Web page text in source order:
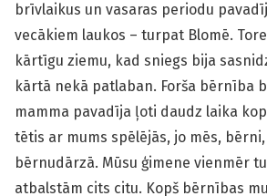
brīvlaikus un vasaras periodu
vecākiem laukos – turpat Blomē.
kārtīgu ziemu, kad sniegs bija
kārtā nekā patlaban. Forša bērnība
mamma pavadīja ļoti daudz laika
tētis ar mums spēlējās, jo mēs,
bērnudārzā. Mūsu ģimene vienmēr
atbalstām cits citu. Kopš bērnības